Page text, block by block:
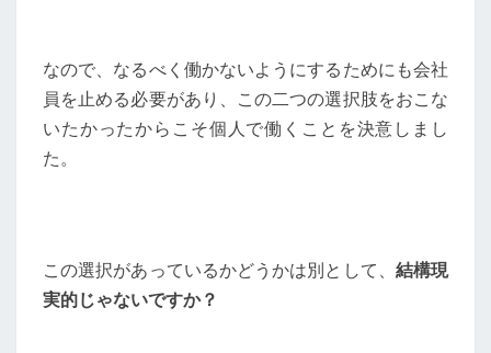
なので、なるべく働かないようにするためにも会社
員を止める必要があり、この二つの選択肢をおこな
いたかったからこそ個人で働くことを決意しまし
た。
この選択があっているかどうかは別として、 結構現
実的じゃないですか？